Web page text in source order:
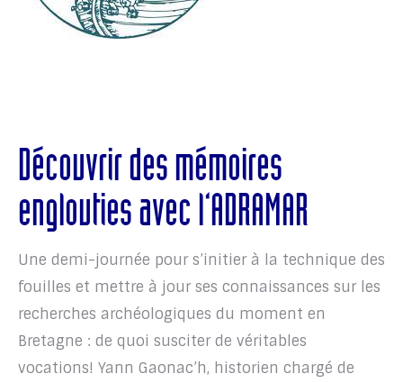
Découvrir des mémoires
englouties avec l’ADRAMAR
Une demi-journée pour s’initier à la technique des
fouilles et mettre à jour ses connaissances sur les
recherches archéologiques du moment en
Bretagne : de quoi susciter de véritables
vocations! Yann Gaonac’h, historien chargé de